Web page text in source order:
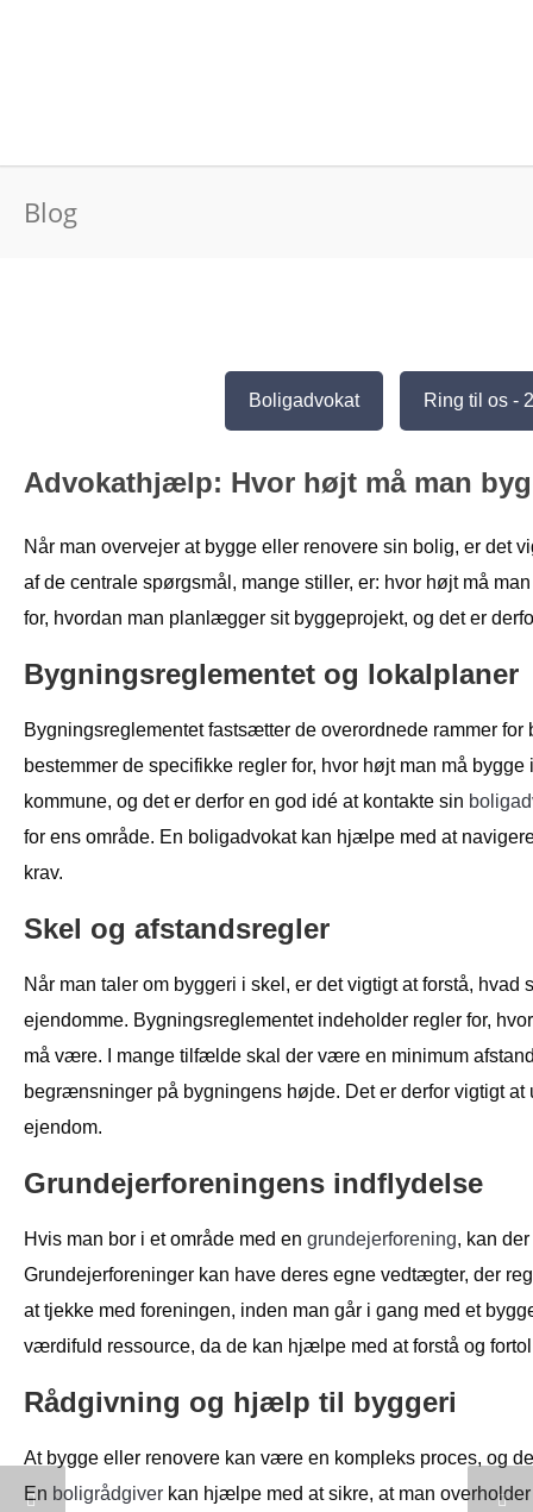
Blog
Boligadvokat Ring til os -
Advokathjælp: Hvor højt må man
Når man overvejer at bygge eller renovere sin bolig, er det
af de centrale spørgsmål, mange stiller, er: hvor højt må
for, hvordan man planlægger sit byggeprojekt, og det er
Bygningsreglementet og lokalplaner
Bygningsreglementet fastsætter de overordnede rammer
bestemmer de specifikke regler for, hvor højt man må
kommune, og det er derfor en god idé at kontakte sin
for ens område. En boligadvokat kan hjælpe med at
krav.
Skel og afstandsregler
Når man taler om byggeri i skel, er det vigtigt at forstå,
ejendomme. Bygningsreglementet indeholder regler for,
må være. I mange tilfælde skal der være en minimum
begrænsninger på bygningens højde. Det er derfor vigtigt
ejendom.
Grundejerforeningens indflydelse
Hvis man bor i et område med en grundejerforening, kan
Grundejerforeninger kan have deres egne vedtægter, der
at tjekke med foreningen, inden man går i gang med et
værdifuld ressource, da de kan hjælpe med at forstå og
Rådgivning og hjælp til byggeri
At bygge eller renovere kan være en kompleks proces, og
En boligrådgiver kan hjælpe med at sikre, at man